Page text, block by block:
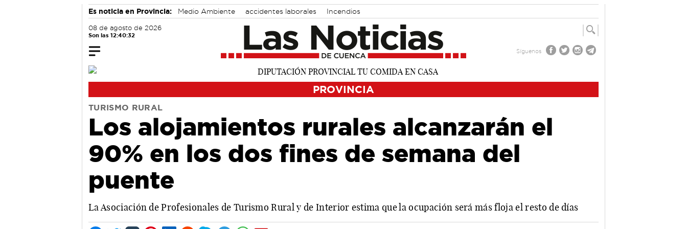
Es noticia en Provincia: Medio Ambiente accidentes laborales Incendios
08 de agosto de 2026
Son las 12:40:33
Síguenos
PROVINCIA
TURISMO RURAL
Los alojamientos rurales alcanzarán el
90% en los dos fines de semana del
puente
La Asociación de Profesionales de Turismo Rural y de Interior estima que la ocupación será más floja el resto de días